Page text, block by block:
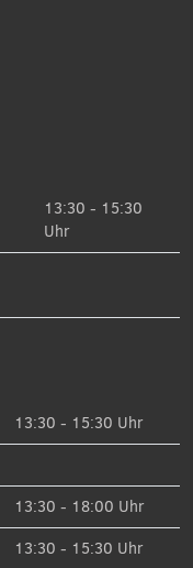
13:30 - 15:30
Uhr
13:30 - 15:30 Uhr
13:30 - 18:00 Uhr
13:30 - 15:30 Uhr